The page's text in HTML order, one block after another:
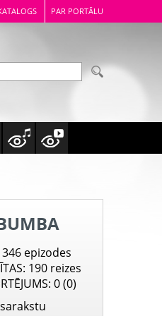
PAR PORTĀLU
346 epizodes
: 190 reizes
: 0 (0)